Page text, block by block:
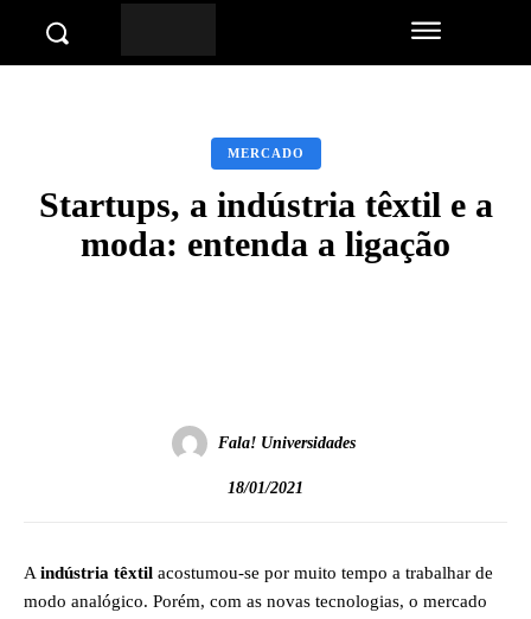
MERCADO
Startups, a indústria têxtil e a
moda: entenda a ligação
Fala! Universidades
18/01/2021
A indústria têxtil acostumou-se por muito tempo a trabalhar de
modo analógico. Porém, com as novas tecnologias, o mercado